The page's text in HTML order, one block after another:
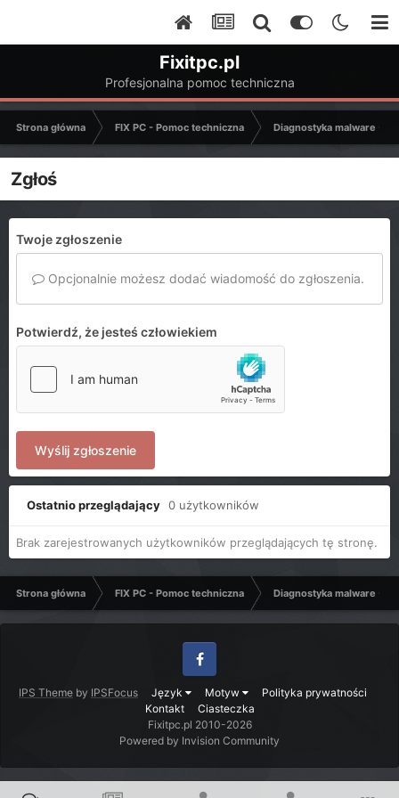
Fixitpc.pl
Profesjonalna pomoc techniczna
Strona główna FIX PC - Pomoc techniczna Diagnostyka malware -
Zgłoś
Twoje zgłoszenie
Opcjonalnie możesz dodać wiadomość do zgłoszenia.
Potwierdź, że jesteś człowiekiem
Wyślij zgłoszenie
Ostatnio przeglądający 0 użytkowników
Brak zarejestrowanych użytkowników przeglądających tę stronę.
Strona główna FIX PC - Pomoc techniczna Diagnostyka malware -
IPS Theme by IPSFocus Język Motyw
Polityka prywatności
Kontakt
Ciasteczka
Facebook
Fixitpc.pl 2010-2026
Powered by Invision Community